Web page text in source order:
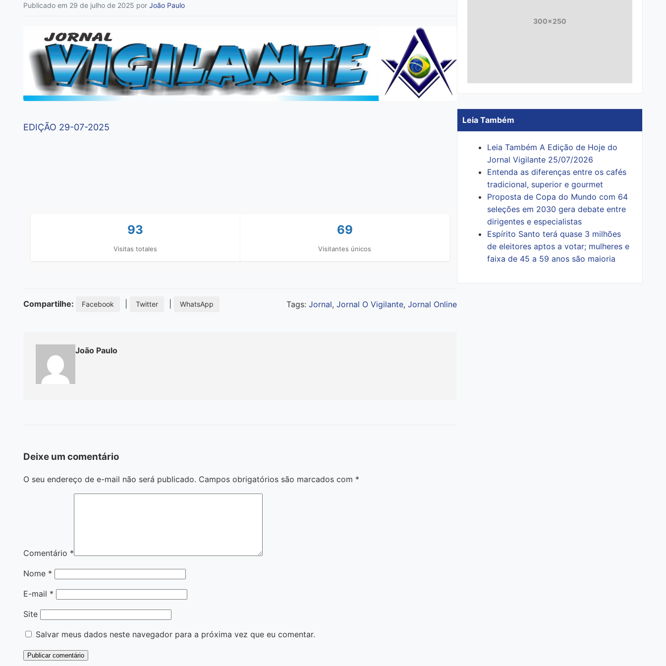
Publicado em 29 de julho de 2025 por João Paulo
EDIÇÃO 29-07-2025
93
Visitas totales
69
Visitantes únicos
Compartilhe: Facebook Twitter WhatsApp Tags: Jornal, Jornal O Vigilante, Jornal Online
João Paulo
Deixe um comentário
O seu endereço de e-mail não será publicado. Campos obrigatórios são marcados com *
Comentário *
Nome *
E-mail *
Site
Salvar meus dados neste navegador para a próxima vez que eu comentar.
300x250
Leia Também
Leia Também A Edição de Hoje do
Jornal Vigilante 25/07/2026
Entenda as diferenças entre os cafés
tradicional, superior e gourmet
Proposta de Copa do Mundo com 64
seleções em 2030 gera debate entre
dirigentes e especialistas
Espírito Santo terá quase 3 milhões
de eleitores aptos a votar; mulheres e
faixa de 45 a 59 anos são maioria